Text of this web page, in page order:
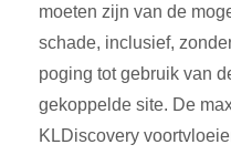
moeten zijn van de
schade, inclusief,
poging tot gebruik van
gekoppelde site. De
KLDiscovery